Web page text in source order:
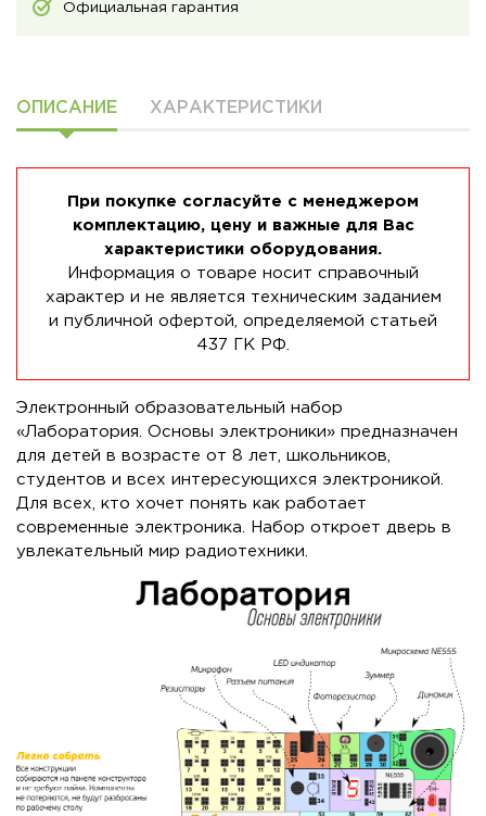
Официальная гарантия
ОПИСАНИЕ ХАРАКТЕРИСТИКИ
При покупке согласуйте с менеджером
комплектацию, цену и важные для Вас
характеристики оборудования.
Информация о товаре носит справочный
характер и не является техническим заданием
и публичной офертой, определяемой статьей
437 ГК РФ.
Электронный образовательный набор
«Лаборатория. Основы электроники» предназначен
для детей в возрасте от 8 лет, школьников,
студентов и всех интересующихся электроникой.
Для всех, кто хочет понять как работает
современные электроника. Набор откроет дверь в
увлекательный мир радиотехники.